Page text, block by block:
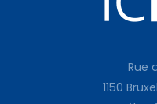
Rue
1150